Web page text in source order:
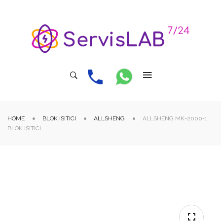
HOME BLOK ISITICI ALLSHENG
ALLSHENG MK-2000-1
BLOK ISITICI